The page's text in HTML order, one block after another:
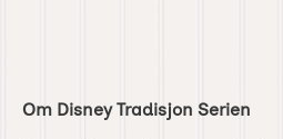
Om Disney Tradisjon Serien